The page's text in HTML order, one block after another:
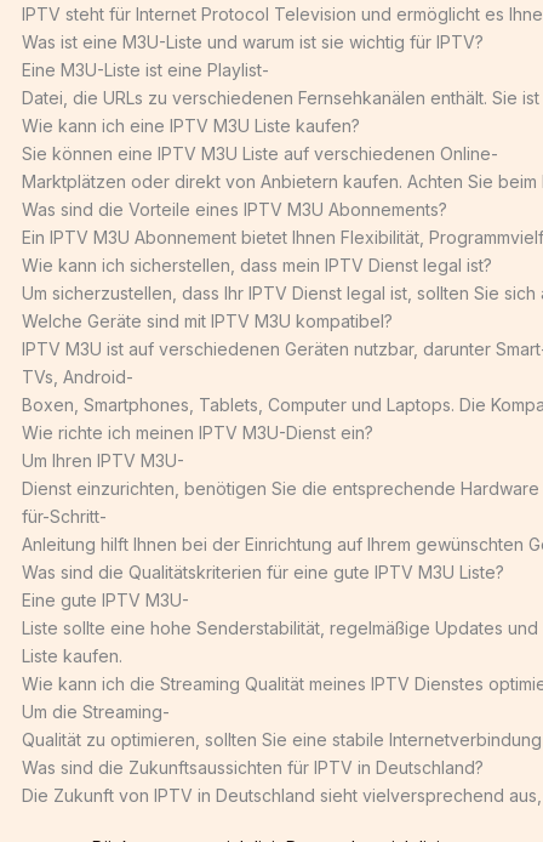
IPTV steht für Internet Protocol Television und ermöglicht es
Was ist eine M3U-Liste und warum ist sie wichtig für IPTV?
Eine M3U-Liste ist eine Playlist-
Datei, die URLs zu verschiedenen Fernsehkanälen enthält. Sie
Wie kann ich eine IPTV M3U Liste kaufen?
Sie können eine IPTV M3U Liste auf verschiedenen Online-
Marktplätzen oder direkt von Anbietern kaufen. Achten Sie
Was sind die Vorteile eines IPTV M3U Abonnements?
Ein IPTV M3U Abonnement bietet Ihnen Flexibilität,
Wie kann ich sicherstellen, dass mein IPTV Dienst legal ist?
Um sicherzustellen, dass Ihr IPTV Dienst legal ist, sollten Sie
Welche Geräte sind mit IPTV M3U kompatibel?
IPTV M3U ist auf verschiedenen Geräten nutzbar, darunter
TVs, Android-
Boxen, Smartphones, Tablets, Computer und Laptops. Die
Wie richte ich meinen IPTV M3U-Dienst ein?
Um Ihren IPTV M3U-
Dienst einzurichten, benötigen Sie die entsprechende
für-Schritt-
Anleitung hilft Ihnen bei der Einrichtung auf Ihrem gewünschten
Was sind die Qualitätskriterien für eine gute IPTV M3U Liste?
Eine gute IPTV M3U-
Liste sollte eine hohe Senderstabilität, regelmäßige Updates
Liste kaufen.
Wie kann ich die Streaming Qualität meines IPTV Dienstes
Um die Streaming-
Qualität zu optimieren, sollten Sie eine stabile
Was sind die Zukunftsaussichten für IPTV in Deutschland?
Die Zukunft von IPTV in Deutschland sieht vielversprechend